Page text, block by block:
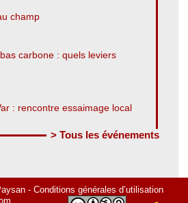
champ
carbone : quels leviers
: rencontre essaimage local
> Tous les événements
- Conditions générales d’utilisation